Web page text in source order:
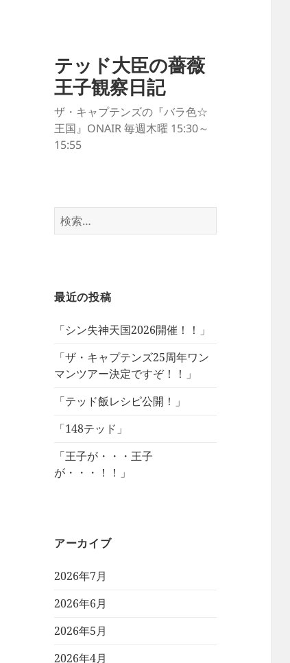
テッド大臣の薔薇
王子観察日記
ザ・キャプテンズの『バラ色☆
王国』ONAIR 毎週木曜 15:30～
15:55
検
索:
最近の投稿
「シン失神天国2026開催！！」
「ザ・キャプテンズ25周年ワン
マンツアー決定ですぞ！！」
「テッド飯レシピ公開！」
「148テッド」
「王子が・・・王子
が・・・！！」
アーカイブ
2026年7月
2026年6月
2026年5月
2026年4月